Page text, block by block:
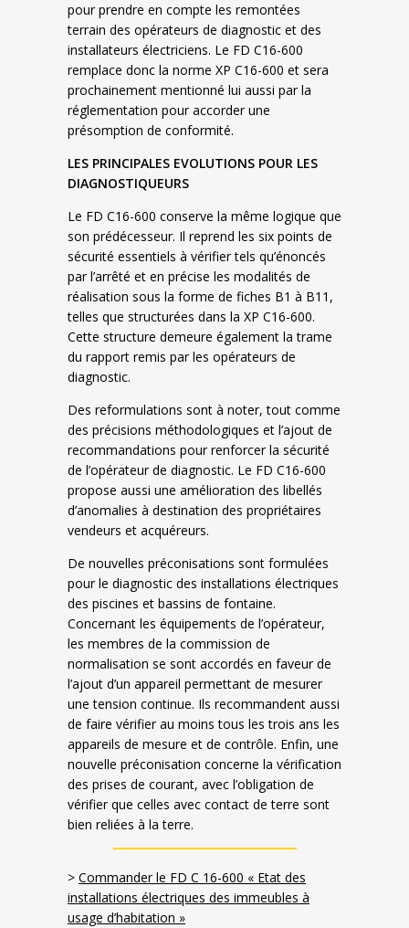
pour prendre en compte les remontées
terrain des opérateurs de diagnostic et des
installateurs électriciens. Le FD C16-600
remplace donc la norme XP C16-600 et sera
prochainement mentionné lui aussi par la
réglementation pour accorder une
présomption de conformité.
LES PRINCIPALES EVOLUTIONS POUR LES
DIAGNOSTIQUEURS
Le FD C16-600 conserve la même logique que
son prédécesseur. Il reprend les six points de
sécurité essentiels à vérifier tels qu’énoncés
par l’arrêté et en précise les modalités de
réalisation sous la forme de fiches B1 à B11,
telles que structurées dans la XP C16-600.
Cette structure demeure également la trame
du rapport remis par les opérateurs de
diagnostic.
Des reformulations sont à noter, tout comme
des précisions méthodologiques et l’ajout de
recommandations pour renforcer la sécurité
de l’opérateur de diagnostic. Le FD C16-600
propose aussi une amélioration des libellés
d’anomalies à destination des propriétaires
vendeurs et acquéreurs.
De nouvelles préconisations sont formulées
pour le diagnostic des installations électriques
des piscines et bassins de fontaine.
Concernant les équipements de l’opérateur,
les membres de la commission de
normalisation se sont accordés en faveur de
l’ajout d’un appareil permettant de mesurer
une tension continue. Ils recommandent aussi
de faire vérifier au moins tous les trois ans les
appareils de mesure et de contrôle. Enfin, une
nouvelle préconisation concerne la vérification
des prises de courant, avec l’obligation de
vérifier que celles avec contact de terre sont
bien reliées à la terre.
> Commander le FD C 16-600 « Etat des
installations électriques des immeubles à
usage d’habitation »